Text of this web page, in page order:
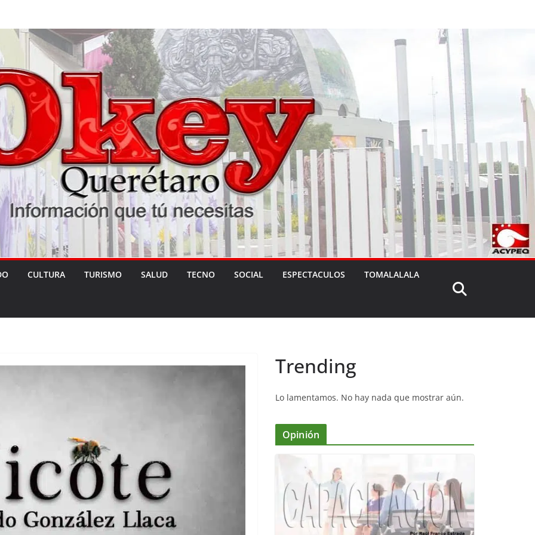
CULTURA TURISMO SALUD TECNO SOCIAL ESPECTACULOS TOMALALALA
Trending
Lo lamentamos. No hay nada que mostrar aún.
Opinión